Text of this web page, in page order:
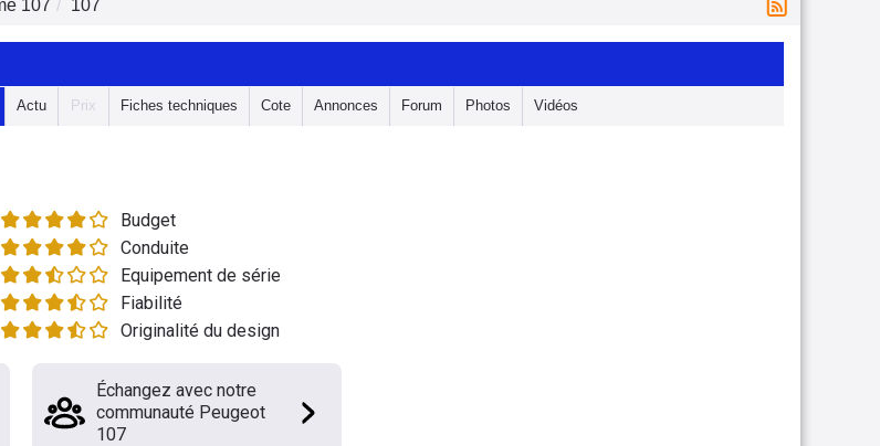
107 107
Actu Prix Fiches techniques Cote Annonces Forum Photos Vidéos
Budget
Conduite
Equipement de série
Fiabilité
Originalité du design
Échangez avec notre
communauté Peugeot
107